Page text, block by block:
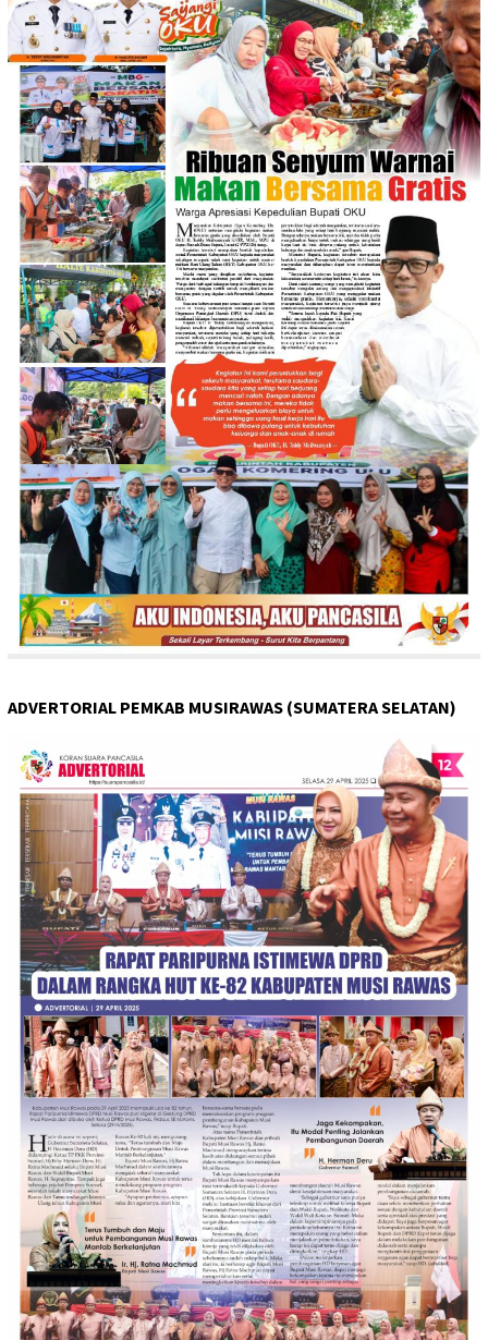
ADVERTORIAL PEMKAB MUSIRAWAS (SUMATERA SELATAN)